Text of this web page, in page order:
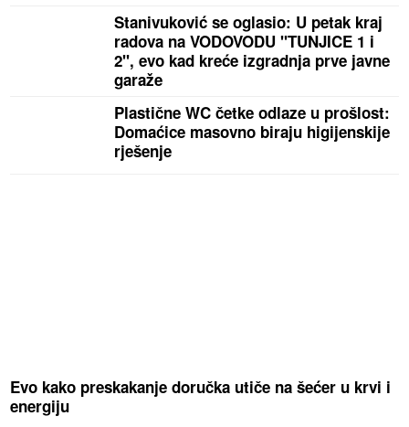
Stanivuković se oglasio: U petak kraj
radova na VODOVODU "TUNJICE 1 i
2", evo kad kreće izgradnja prve javne
garaže
Plastične WC četke odlaze u prošlost:
Domaćice masovno biraju higijenskije
rješenje
Evo kako preskakanje doručka utiče na šećer u krvi i
energiju